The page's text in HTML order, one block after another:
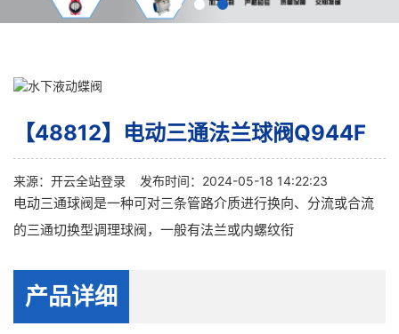
【48812】电动三通法兰球阀Q944F
来源： 开云全站登录 发布时间：2024-05-18 14:22:23
电动三通球阀是一种可对三条管路介质进行换向、分流或合流
的三通切换型调理球阀，一般有法兰或内螺纹衔
产品详细